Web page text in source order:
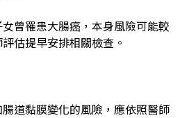
曾罹患大腸癌，本身風險可能較
估提早安排相關檢查。
道黏膜變化的風險，應依照醫師